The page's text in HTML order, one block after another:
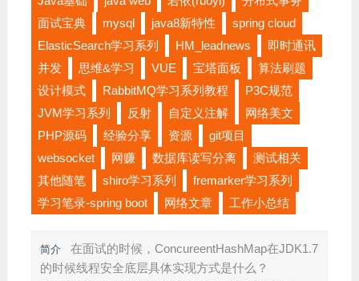
面试宝典
mysql java8新特性
spring cloud
ElasticSearch学习系列
HM_leadnews
即时通讯
并发
思维&学习 VUE 宝塔面板
算法刷题
设计模式
RabbitMQ学习系列教程
P3C规范
JVM学习系列
反射 自定义注解
网络美文
PHP源码
经验分享 资源
git项目
websocket
网赚 数据库读写分离
测试相关
其他随笔
shiro学习系列
fremarker学习系列
学习笔录-spring boot
网络文章 工作小总结
简介
在面试的时候，ConcureentHashMap在JDK1.7
的时候线程安全底层具体实现方式是什么？